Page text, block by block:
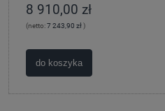
8 910,00 zł
(netto:7 243,90 zł)
do koszyka